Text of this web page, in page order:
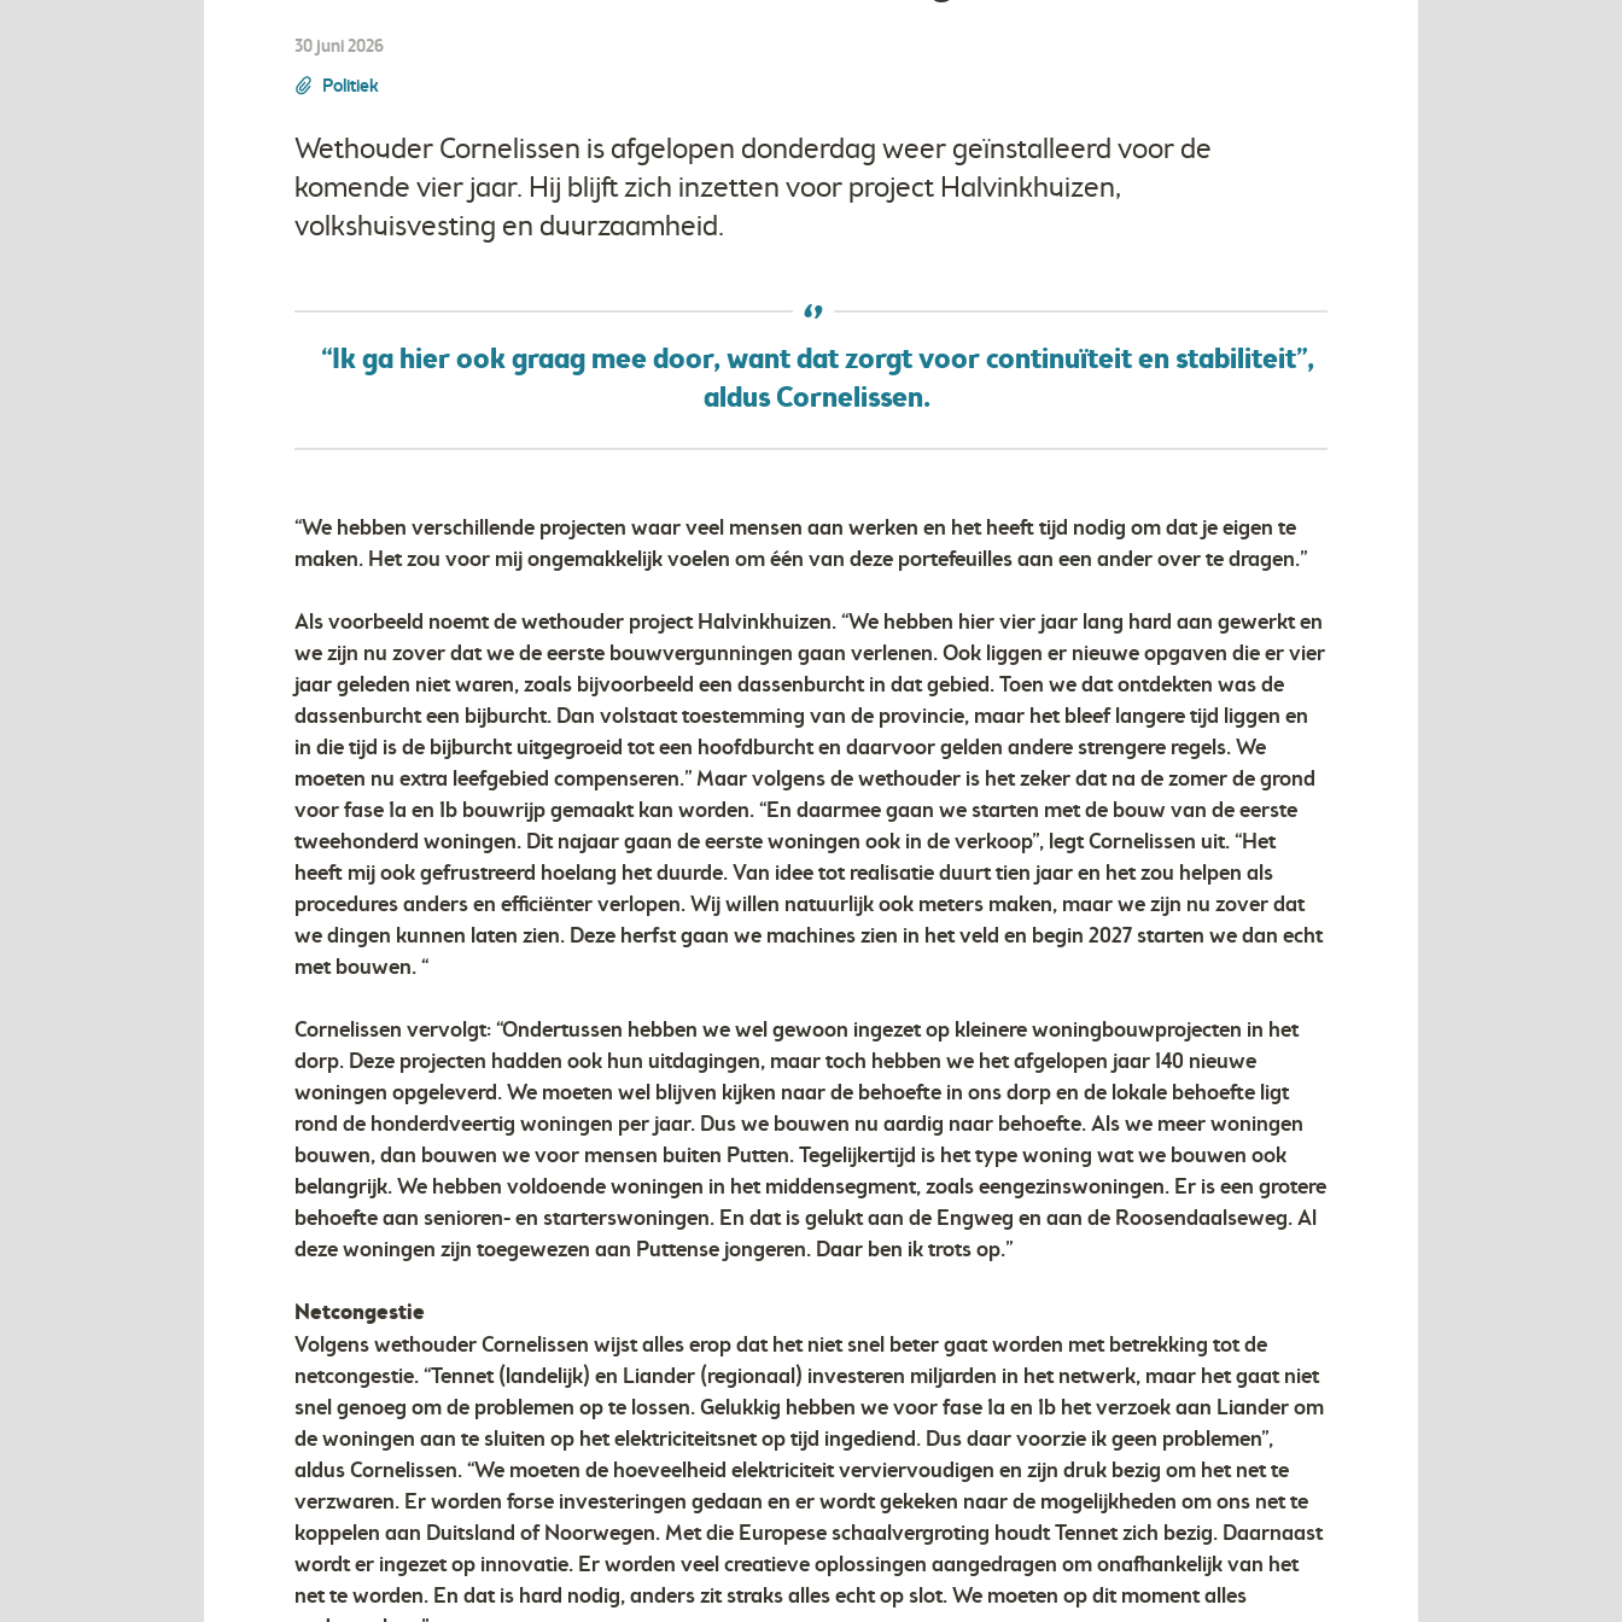
30 juni 2026
Politiek
​Wethouder Cornelissen is afgelopen donderdag weer geïnstalleerd voor de
komende vier jaar. Hij blijft zich inzetten voor project Halvinkhuizen,
volkshuisvesting en duurzaamheid.
“Ik ga hier ook graag mee door, want dat zorgt voor continuïteit en stabiliteit”,
aldus Cornelissen.
“We hebben verschillende projecten waar veel mensen aan werken en het heeft tijd nodig om dat je eigen te
maken. Het zou voor mij ongemakkelijk voelen om één van deze portefeuilles aan een ander over te dragen.”
Als voorbeeld noemt de wethouder project Halvinkhuizen. “We hebben hier vier jaar lang hard aan gewerkt en
we zijn nu zover dat we de eerste bouwvergunningen gaan verlenen. Ook liggen er nieuwe opgaven die er vier
jaar geleden niet waren, zoals bijvoorbeeld een dassenburcht in dat gebied. Toen we dat ontdekten was de
dassenburcht een bijburcht. Dan volstaat toestemming van de provincie, maar het bleef langere tijd liggen en
in die tijd is de bijburcht uitgegroeid tot een hoofdburcht en daarvoor gelden andere strengere regels. We
moeten nu extra leefgebied compenseren.” Maar volgens de wethouder is het zeker dat na de zomer de grond
voor fase 1a en 1b bouwrijp gemaakt kan worden. “En daarmee gaan we starten met de bouw van de eerste
tweehonderd woningen. Dit najaar gaan de eerste woningen ook in de verkoop”, legt Cornelissen uit. “Het
heeft mij ook gefrustreerd hoelang het duurde. Van idee tot realisatie duurt tien jaar en het zou helpen als
procedures anders en efficiënter verlopen. Wij willen natuurlijk ook meters maken, maar we zijn nu zover dat
we dingen kunnen laten zien. Deze herfst gaan we machines zien in het veld en begin 2027 starten we dan echt
met bouwen. “
Cornelissen vervolgt: “Ondertussen hebben we wel gewoon ingezet op kleinere woningbouwprojecten in het
dorp. Deze projecten hadden ook hun uitdagingen, maar toch hebben we het afgelopen jaar 140 nieuwe
woningen opgeleverd. We moeten wel blijven kijken naar de behoefte in ons dorp en de lokale behoefte ligt
rond de honderdveertig woningen per jaar. Dus we bouwen nu aardig naar behoefte. Als we meer woningen
bouwen, dan bouwen we voor mensen buiten Putten. Tegelijkertijd is het type woning wat we bouwen ook
belangrijk. We hebben voldoende woningen in het middensegment, zoals eengezinswoningen. Er is een grotere
behoefte aan senioren- en starterswoningen. En dat is gelukt aan de Engweg en aan de Roosendaalseweg. Al
deze woningen zijn toegewezen aan Puttense jongeren. Daar ben ik trots op.”
Netcongestie
Volgens wethouder Cornelissen wijst alles erop dat het niet snel beter gaat worden met betrekking tot de
netcongestie. “Tennet (landelijk) en Liander (regionaal) investeren miljarden in het netwerk, maar het gaat niet
snel genoeg om de problemen op te lossen. Gelukkig hebben we voor fase 1a en 1b het verzoek aan Liander om
de woningen aan te sluiten op het elektriciteitsnet op tijd ingediend. Dus daar voorzie ik geen problemen”,
aldus Cornelissen. “We moeten de hoeveelheid elektriciteit verviervoudigen en zijn druk bezig om het net te
verzwaren. Er worden forse investeringen gedaan en er wordt gekeken naar de mogelijkheden om ons net te
koppelen aan Duitsland of Noorwegen. Met die Europese schaalvergroting houdt Tennet zich bezig. Daarnaast
wordt er ingezet op innovatie. Er worden veel creatieve oplossingen aangedragen om onafhankelijk van het
net te worden. En dat is hard nodig, anders zit straks alles echt op slot. We moeten op dit moment alles